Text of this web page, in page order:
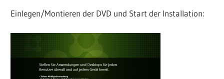
Einlegen/Montieren der DVD und Start der Installation: